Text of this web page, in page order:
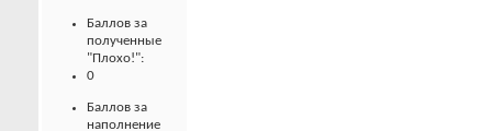
Баллов за
полученные
"Плохо!":
0
Баллов за
наполнение